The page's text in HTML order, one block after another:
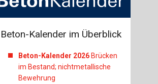
Beton-Kalender im Überblick
Beton-Kalender 2026 Brücken
im Bestand; nichtmetallische
Bewehrung